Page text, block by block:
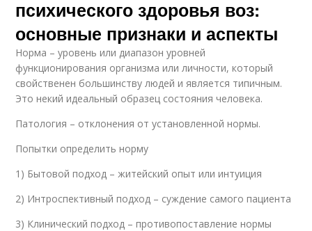
психического здоровья воз:
основные признаки и аспекты
Норма – уровень или диапазон уровней
функционирования организма или личности, который
свойственен большинству людей и является типичным.
Это некий идеальный образец состояния человека.
Патология – отклонения от установленной нормы.
Попытки определить норму
1) Бытовой подход – житейский опыт или интуиция
2) Интроспективный подход – суждение самого пациента
3) Клинический подход – противопоставление нормы